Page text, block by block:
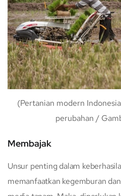
(Pertanian modern
perubahan /
Membajak
Unsur penting dalam
memanfaatkan kegemburan